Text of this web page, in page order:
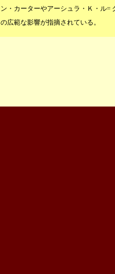
ン・カーターやアーシュラ・Ｋ・ル=
の広範な影響が指摘されている。